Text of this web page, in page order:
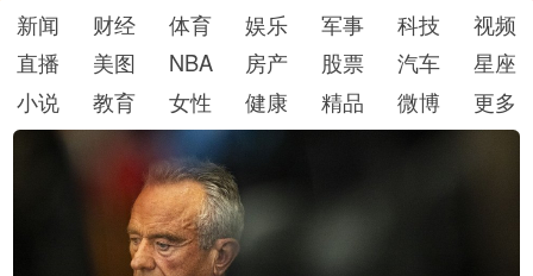
新闻 财经 体育 娱乐 军事 科技
视频
直播
美图 NBA 房产 股票 汽车
星座
小说
教育 女性 健康 精品 微博 更多